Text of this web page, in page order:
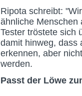
Ripota schreibt:
ähnliche Menschen
Tester tröstete sich
damit hinweg, dass
erkennen, aber
werden.
Passt der Löwe